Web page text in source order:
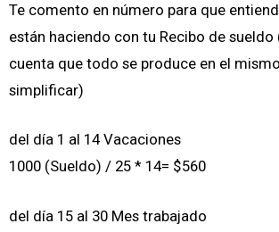
Te comento en número para que
están haciendo con tu Recibo de sueldo
cuenta que todo se produce en el
simplificar)
del día 1 al 14 Vacaciones
1000 (Sueldo) / 25 * 14= $560
del día 15 al 30 Mes trabajado